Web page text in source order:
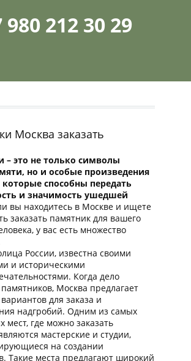
980 212 30 29
Москва заказать
– это не только символы
но и особые произведения
которые способны передать
и значимость ушедшей
вы находитесь в Москве и ищете
заказать памятник для вашего
у вас есть множество
России, известна своими
и историческими
Когда дело
Москва предлагает
для заказа и
надгробий. Одним из самых
мест, где можно заказать
мастерские и студии,
на создании
Такие места предлагают широкий